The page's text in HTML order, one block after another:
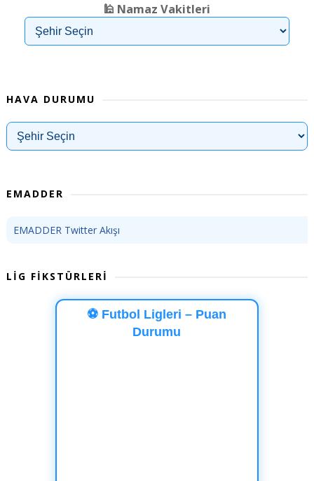
🕌 Namaz Vakitleri
HAVA DURUMU
EMADDER
EMADDER Twitter Akışı
LİG FİKSTÜRLERİ
⚽ Futbol Ligleri – Puan
Durumu